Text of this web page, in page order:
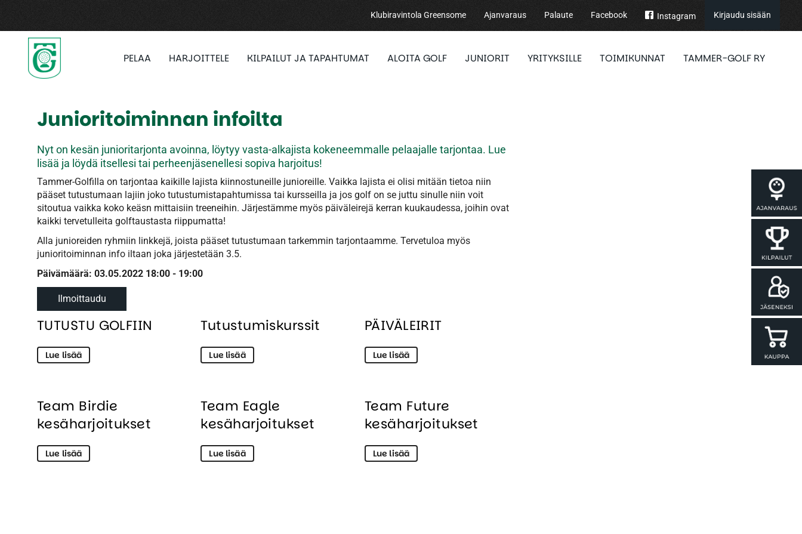
Klubiravintola Greensome Ajanvaraus Palaute Facebook Instagram Kirjaudu sisään
PELAA HARJOITTELE KILPAILUT JA TAPAHTUMAT ALOITA GOLF JUNIORIT YRITYKSILLE TOIMIKUNNAT TAMMER-GOLF RY
Junioritoiminnan infoilta
Nyt on kesän junioritarjonta avoinna, löytyy vasta-alkajista kokeneemmalle pelaajalle tarjontaa. Lue
lisää ja löydä itsellesi tai perheenjäsenellesi sopiva harjoitus!
Tammer-Golfilla on tarjontaa kaikille lajista kiinnostuneille junioreille. Vaikka lajista ei olisi mitään tietoa niin
pääset tutustumaan lajiin joko tutustumistapahtumissa tai kursseilla ja jos golf on se juttu sinulle niin voit
sitoutua vaikka koko keäsn mittaisiin treeneihin. Järjestämme myös päiväleirejä kerran kuukaudessa, joihin ovat
kaikki tervetulleita golftaustasta riippumatta!
Alla junioreiden ryhmiin linkkejä, joista pääset tutustumaan tarkemmin tarjontaamme. Tervetuloa myös
junioritoiminnan info iltaan joka järjestetään 3.5.
Päivämäärä: 03.05.2022 18:00 - 19:00
Ilmoittaudu
TUTUSTU GOLFIIN
Lue lisää
Tutustumiskurssit
Lue lisää
PÄIVÄLEIRIT
Lue lisää
Team Birdie
kesäharjoitukset
Lue lisää
Team Eagle
kesäharjoitukset
Lue lisää
Team Future
kesäharjoitukset
Lue lisää